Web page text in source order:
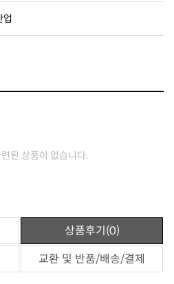
업
된 상품이 없습니다.
상품후기(0)
교환 및 반품/배송/결제